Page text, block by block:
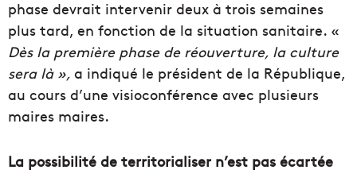
phase devrait intervenir deux à trois semaines
plus tard, en fonction de la situation sanitaire. «
Dès la première phase de réouverture, la culture
sera là », a indiqué le président de la République,
au cours d’une visioconférence avec plusieurs
maires maires.
La possibilité de territorialiser n’est pas écartée